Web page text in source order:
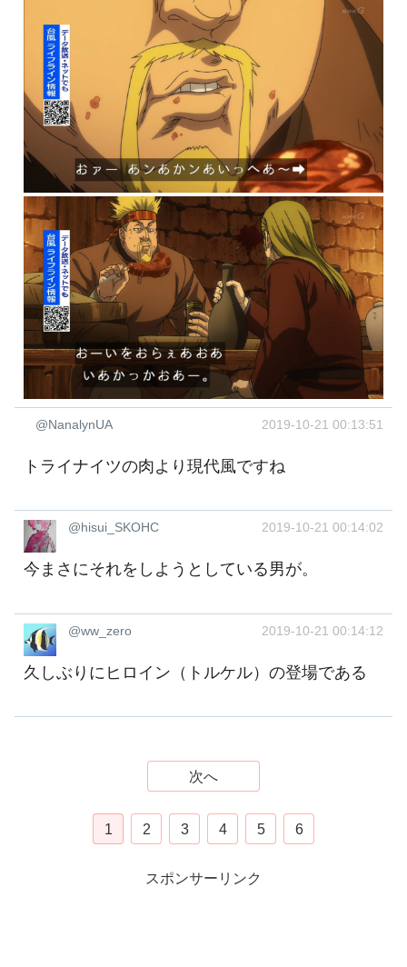
@NanalynUA 2019-10-21 00:13:51
トライナイツの肉より現代風ですね
@hisui_SKOHC 2019-10-21 00:14:02
今まさにそれをしようとしている男が。
@ww_zero 2019-10-21 00:14:12
久しぶりにヒロイン（トルケル）の登場である
次へ
1 2 3 4 5 6
スポンサーリンク